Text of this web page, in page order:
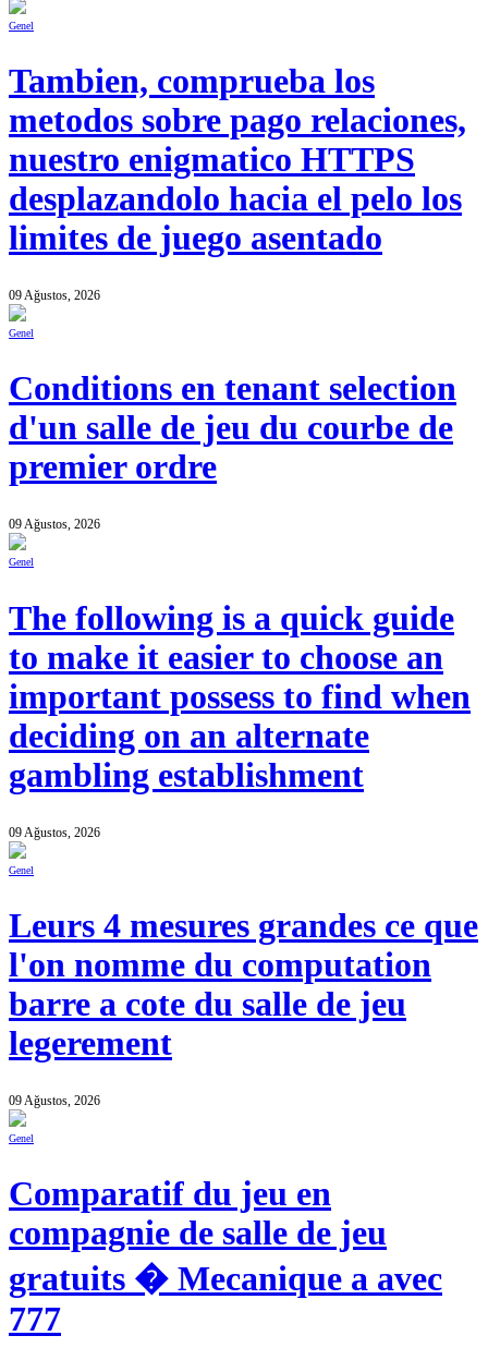
Genel
Tambien, comprueba los
metodos sobre pago relaciones,
nuestro enigmatico HTTPS
desplazandolo hacia el pelo los
limites de juego asentado
09 Ağustos, 2026
Genel
Conditions en tenant selection
d'un salle de jeu du courbe de
premier ordre
09 Ağustos, 2026
Genel
The following is a quick guide
to make it easier to choose an
important possess to find when
deciding on an alternate
gambling establishment
09 Ağustos, 2026
Genel
Leurs 4 mesures grandes ce que
l'on nomme du computation
barre a cote du salle de jeu
legerement
09 Ağustos, 2026
Genel
Comparatif du jeu en
compagnie de salle de jeu
gratuits � Mecanique a avec
777